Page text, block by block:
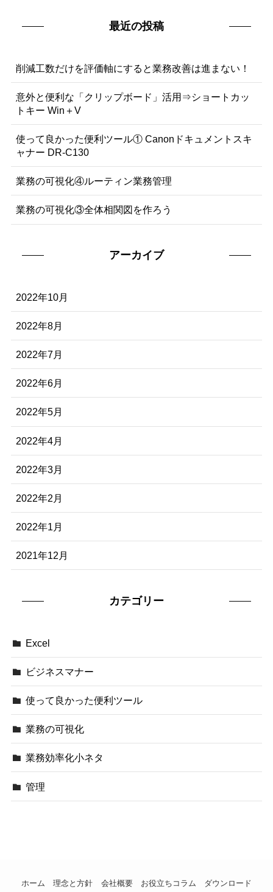
最近の投稿
削減工数だけを評価軸にすると業務改善は進まない！
意外と便利な「クリップボード」活用⇒ショートカッ
トキー Win＋V
使って良かった便利ツール① Canonドキュメントスキ
ャナー DR-C130
業務の可視化④ルーティン業務管理
業務の可視化③全体相関図を作ろう
アーカイブ
2022年10月
2022年8月
2022年7月
2022年6月
2022年5月
2022年4月
2022年3月
2022年2月
2022年1月
2021年12月
カテゴリー
Excel
ビジネスマナー
使って良かった便利ツール
業務の可視化
業務効率化小ネタ
管理
ホーム 理念と方針 会社概要 お役立ちコラム ダウンロード